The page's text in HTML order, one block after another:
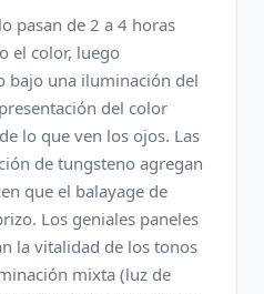
pasan de 2 a 4 horas
el color, luego
bajo una iluminación del
del color
lo que ven los ojos. Las
de tungsteno agregan
que el balayage de
Los geniales paneles
la vitalidad de los tonos
mixta (luz de